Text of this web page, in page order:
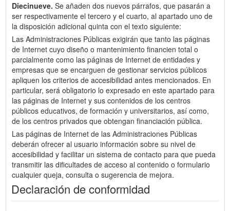
Diecinueve. Se añaden dos nuevos párrafos, que pasarán a
ser respectivamente el tercero y el cuarto, al apartado uno de
la disposición adicional quinta con el texto siguiente:
Las Administraciones Públicas exigirán que tanto las páginas
de Internet cuyo diseño o mantenimiento financien total o
parcialmente como las páginas de Internet de entidades y
empresas que se encarguen de gestionar servicios públicos
apliquen los criterios de accesibilidad antes mencionados. En
particular, será obligatorio lo expresado en este apartado para
las páginas de Internet y sus contenidos de los centros
públicos educativos, de formación y universitarios, así como,
de los centros privados que obtengan financiación pública.
Las páginas de Internet de las Administraciones Públicas
deberán ofrecer al usuario información sobre su nivel de
accesibilidad y facilitar un sistema de contacto para que pueda
transmitir las dificultades de acceso al contenido o formulario
cualquier queja, consulta o sugerencia de mejora.
Declaración de conformidad